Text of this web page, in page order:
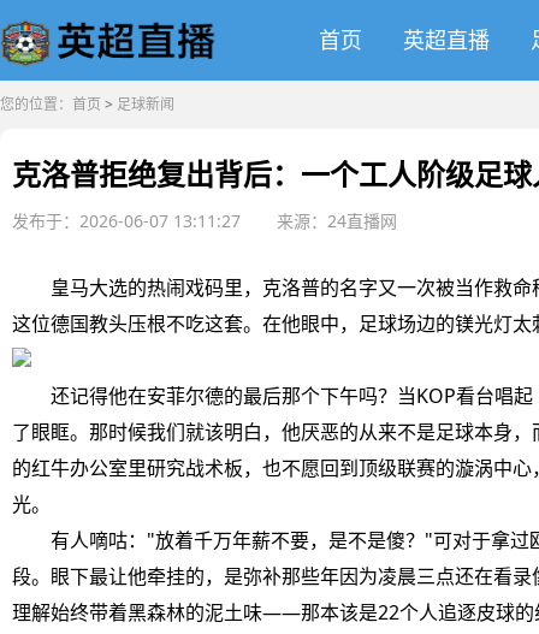
首页 英超直播
您的位置： 首页 > 足球新闻
克洛普拒绝复出背后：一个工人阶级足
发布于：2026-06-07 13:11:27 来源：24直播网
皇马大选的热闹戏码里，克洛普的名字又一次被当作救
这位德国教头压根不吃这套。在他眼中，足球场边的镁光灯
还记得他在安菲尔德的最后那个下午吗？当KOP看台唱起
了眼眶。那时候我们就该明白，他厌恶的从来不是足球本身
的红牛办公室里研究战术板，也不愿回到顶级联赛的漩涡中
光。
有人嘀咕："放着千万年薪不要，是不是傻？"可对于拿过
段。眼下最让他牵挂的，是弥补那些年因为凌晨三点还在看
理解始终带着黑森林的泥土味——那本该是22个人追逐皮球